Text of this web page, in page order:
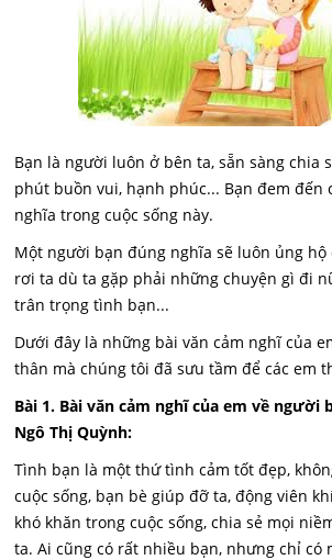
Bạn là người luôn ở bên ta, sẵn sàng chia
phút buồn vui, hạnh phúc... Bạn đem đến
nghĩa trong cuộc sống này.
Một người bạn đúng nghĩa sẽ luôn ủng hộ
rơi ta dù ta gặp phải những chuyện gì đi
trân trọng tình bạn...
Dưới đây là những bài văn cảm nghĩ của
thân mà chúng tôi đã sưu tầm để các em
Bài 1. Bài văn cảm nghĩ của em về người
Ngô Thị Quỳnh:
Tình bạn là một thứ tình cảm tốt đẹp,
cuộc sống, bạn bè giúp đỡ ta, động viên
khó khăn trong cuộc sống, chia sẻ mọi
ta. Ai cũng có rất nhiều bạn, nhưng chỉ có